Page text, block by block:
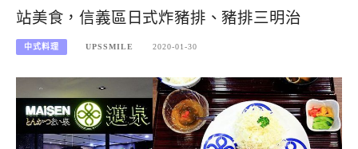
站美食，信義區日式炸豬排、豬排三明治
中式料理 UPSSMILE 2020-01-30